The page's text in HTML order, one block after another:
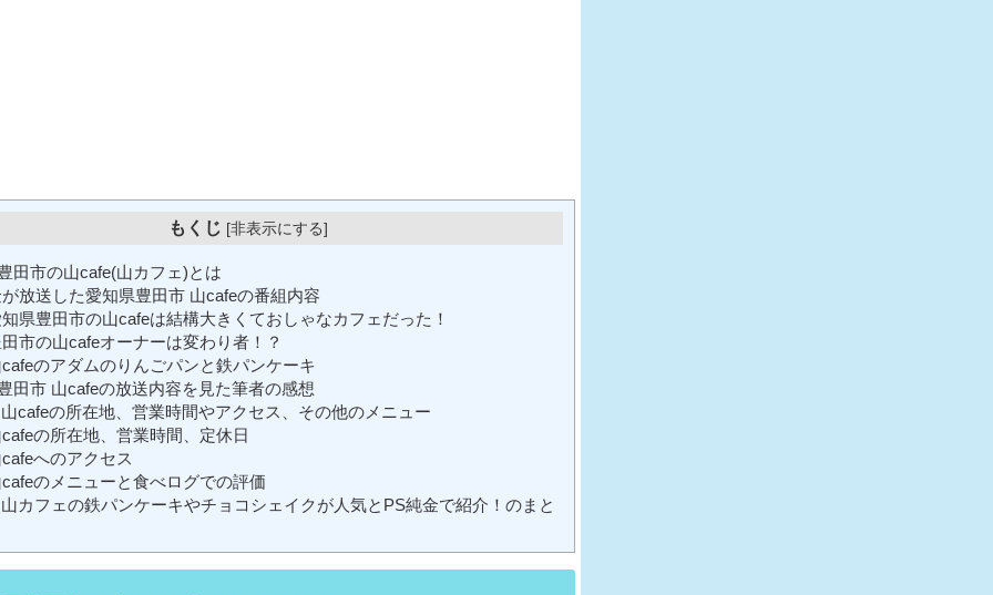
もくじ [非表示にする]
田市の山cafe(山カフェ)とは
放送した愛知県豊田市 山cafeの番組内容
県豊田市の山cafeは結構大きくておしゃなカフェだった！
市の山cafeオーナーは変わり者！？
のアダムのりんごパンと鉄パンケーキ
田市 山cafeの放送内容を見た筆者の感想
cafeの所在地、営業時間やアクセス、その他のメニュー
の所在地、営業時間、定休日
へのアクセス
のメニューと食べログでの評価
カフェの鉄パンケーキやチョコシェイクが人気とPS純金で紹介！のまと